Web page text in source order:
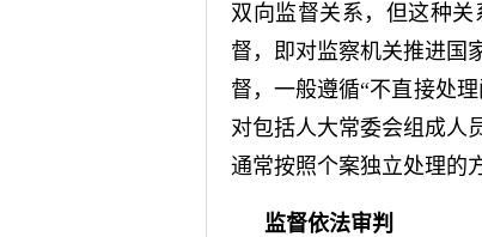
双向监督关系，但这种
督，即对监察机关推进国
督，一般遵循“不直接处
对包括人大常委会组成人
通常按照个案独立处理的
监督依法审判